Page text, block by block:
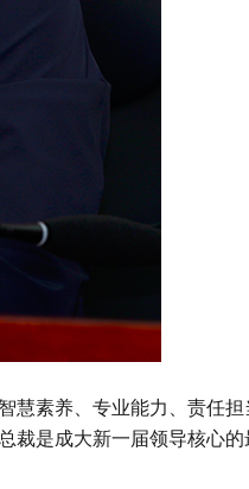
慧素养、专业能力、责任
裁是成大新一届领导核心的